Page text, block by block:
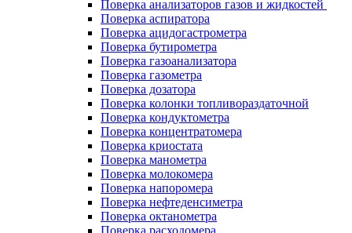
Поверка анализаторов газов и жидкостей
Поверка аспиратора
Поверка ацидогастрометра
Поверка бутирометра
Поверка газоанализатора
Поверка газометра
Поверка дозатора
Поверка колонки топливораздаточной
Поверка кондуктометра
Поверка концентратомера
Поверка криостата
Поверка манометра
Поверка молокомера
Поверка напоромера
Поверка нефтеденсиметра
Поверка октанометра
Поверка расходомера